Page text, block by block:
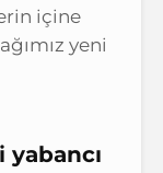
içine
yeni